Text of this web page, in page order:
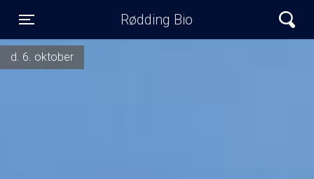
Rødding Bio
d. 6. oktober